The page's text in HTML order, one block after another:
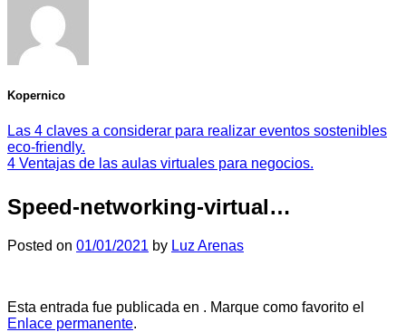
Kopernico
Las 4 claves a considerar para realizar eventos sostenibles
eco-friendly.
4 Ventajas de las aulas virtuales para negocios.
Speed-networking-virtual…
Posted on 01/01/2021 by Luz Arenas
Esta entrada fue publicada en . Marque como favorito el
Enlace permanente.